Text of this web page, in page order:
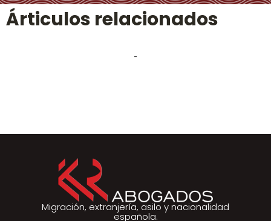
Árticulos relacionados
-
Migración, extranjería, asilo y nacionalidad
española.